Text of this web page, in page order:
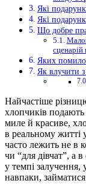
Які
Які
Що добре
сценарій
Яких
Як влучити
Найчастіше
хлопчиків
миле й красиве,
в реальному житті
часто лежить не в
чи “для дівчат”, а
у темпі залучення,
навпаки,